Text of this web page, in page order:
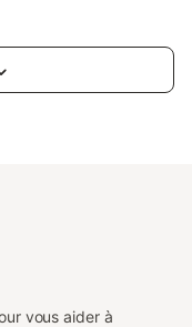
vous aider à